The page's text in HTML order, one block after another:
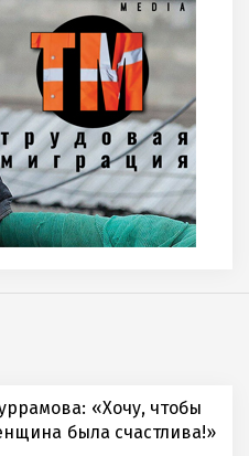
«Хочу, чтобы
была счастлива!»